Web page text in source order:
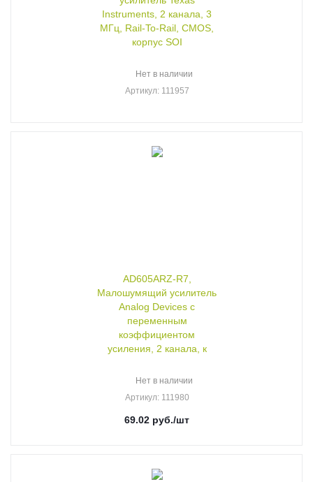
Instruments, 2 канала, 3
МГц, Rail-To-Rail, CMOS,
корпус SOI
Нет в наличии
Артикул: 111957
AD605ARZ-R7,
Малошумящий усилитель
Analog Devices с
переменным
коэффициентом
усиления, 2 канала, к
Нет в наличии
Артикул: 111980
69.02 руб./шт